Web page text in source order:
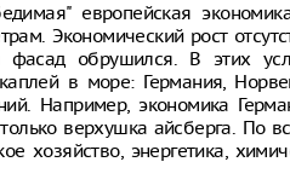
европейская
Экономический рост
фасад обрушился. В этих
в море: Германия,
Например, экономика
верхушка айсберга. По
хозяйство, энергетика,